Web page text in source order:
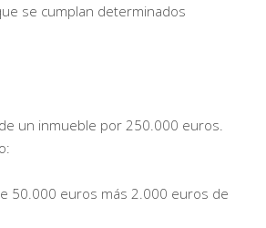
se cumplan determinados
un inmueble por 250.000 euros.
50.000 euros más 2.000 euros de